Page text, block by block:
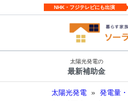
NHK・フジテレビにも出演
太陽光発電の
最新補助金
太陽光発電 » 発電量